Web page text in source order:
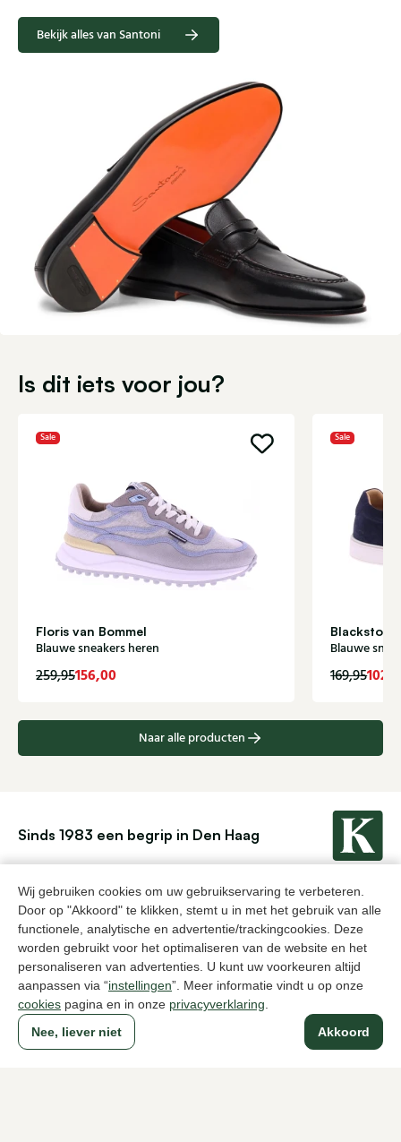
Wij gebruiken cookies om uw gebruikservaring te verbeteren.
Door op "Akkoord" te klikken, stemt u in met het gebruik van alle
functionele, analytische en advertentie/trackingcookies. Deze
worden gebruikt voor het optimaliseren van de website en het
personaliseren van advertenties. U kunt uw voorkeuren altijd
aanpassen via “instellingen”. Meer informatie vindt u op onze
cookies pagina en in onze privacyverklaring
Akkoord
Nee, liever niet
Bekijk alles van Santoni
Is dit iets voor jou?
Sale
Floris van Bommel
Blauwe sneakers heren
259,95156,00
Sale
Blackstone
Blauwe
169,95
Naar alle producten
Sinds 1983 een begrip in Den Haag
Voor dames Voor heren
Over Klijsen
Over ons
Vacatures
Klantenservice
Maten
Ruilen & retourneren
Inloggen / Account
Dameswinkel Klijsen